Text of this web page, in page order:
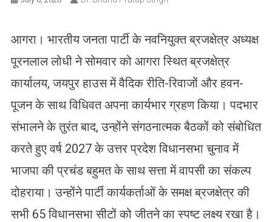
आगरा। भारतीय जनता पार्टी के नवनियुक्त ब्रजक्षेत्र अध्यक्ष
पूरनलाल लोधी ने सोमवार को आगरा स्थित ब्रजक्षेत्र
कार्यालय, जयपुर हाउस में वैदिक रीति-रिवाजों और हवन-
पूजन के साथ विधिवत अपना कार्यभार ग्रहण किया। पदभार
संभालने के तुरंत बाद, उन्होंने संगठनात्मक बैठकों को संबोधित
करते हुए वर्ष 2027 के उत्तर प्रदेश विधानसभा चुनाव में
भाजपा की प्रचंड बहुमत के साथ सत्ता में वापसी का संकल्प
दोहराया। उन्होंने पार्टी कार्यकर्ताओं के समक्ष ब्रजक्षेत्र की
सभी 65 विधानसभा सीटों को जीतने का स्पष्ट लक्ष्य रखा है।